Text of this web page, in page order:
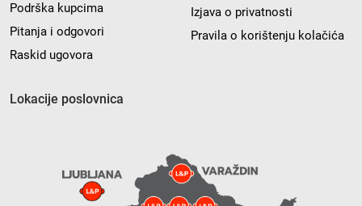
Podrška kupcima
Pitanja i odgovori
Raskid ugovora
Izjava o privatnosti
Pravila o korištenju kolačića
Lokacije poslovnica